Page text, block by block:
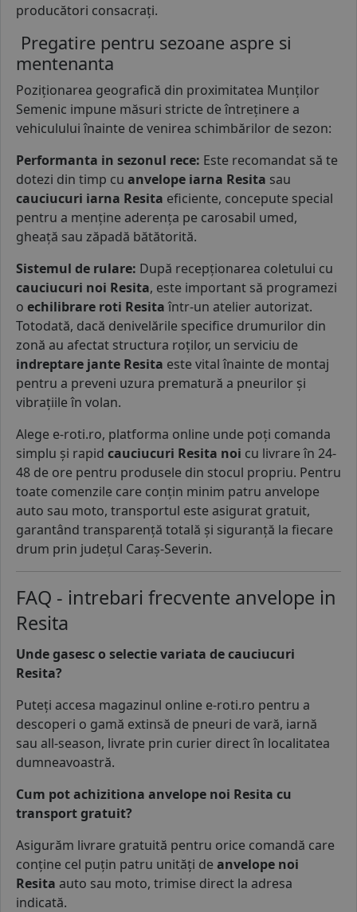
producători consacrați.
Pregatire pentru sezoane aspre si
mentenanta
Poziționarea geografică din proximitatea Munților
Semenic impune măsuri stricte de întreținere a
vehiculului înainte de venirea schimbărilor de sezon:
Performanta in sezonul rece: Este recomandat să te
dotezi din timp cu anvelope iarna Resita sau
cauciucuri iarna Resita eficiente, concepute special
pentru a menține aderența pe carosabil umed,
gheață sau zăpadă bătătorită.
Sistemul de rulare: După recepționarea coletului cu
cauciucuri noi Resita, este important să programezi
o echilibrare roti Resitaîntr-un atelier autorizat.
Totodată, dacă denivelările specifice drumurilor din
zonă au afectat structura roților, un serviciu de
indreptare jante Resita este vital înainte de montaj
pentru a preveni uzura prematură a pneurilor și
vibrațiile în volan.
Alege e-roti.ro, platforma online unde poți comanda
simplu și rapid cauciucuri Resita noi cu livrare în 24-
48 de ore pentru produsele din stocul propriu. Pentru
toate comenzile care conțin minim patru anvelope
auto sau moto, transportul este asigurat gratuit,
garantând transparență totală și siguranță la fiecare
drum prin județul Caraș-Severin.
FAQ - intrebari frecvente anvelope in
Resita
Unde gasesc o selectie variata de cauciucuri
Resita?
Puteți accesa magazinul online e-roti.ro pentru a
descoperi o gamă extinsă de pneuri de vară, iarnă
sau all-season, livrate prin curier direct în localitatea
dumneavoastră.
Cum pot achizitiona anvelope noi Resita cu
transport gratuit?
Asigurăm livrare gratuită pentru orice comandă care
conține cel puțin patru unități de anvelope noi
Resita auto sau moto, trimise direct la adresa
indicată.